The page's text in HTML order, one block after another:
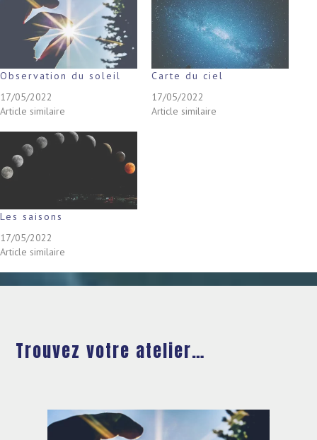
Observation du soleil
17/05/2022
Article similaire
Carte du ciel
17/05/2022
Article similaire
Les saisons
17/05/2022
Article similaire
Trouvez votre atelier…